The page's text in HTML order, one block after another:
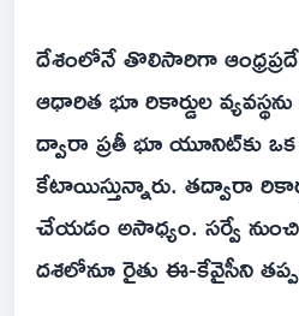
దేశంలోనే తొలిసారిగా
ఆధారిత భూ రికార్డుల
ద్వారా ప్రతీ భూ యూనిట్‌కు
కేటాయిస్తున్నారు. తద్వారా
చేయడం అసాధ్యం. సర్వే నుంచి
దశలోనూ రైతు ఈ-కేవైసీని